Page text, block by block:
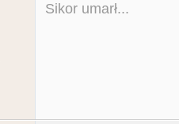
Sikor umarł...